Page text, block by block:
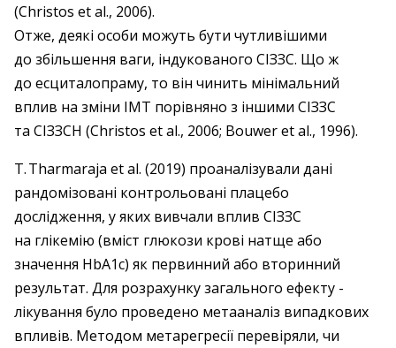
(Christos et al., 2006).
Отже, деякі особи можуть бути чутливішими
до збільшення ваги, індукованого СІЗЗС. Що ж
до есциталопраму, то він чинить мінімальний
вплив на зміни ІМТ порівняно з іншими СІЗЗС
та СІЗЗСН (Christos et al., 2006; Bouwer et al., 1996).
T. Tharmaraja et al. (2019) проаналізували дані
рандомізовані контрольовані плацебо
дослідження, у яких вивчали вплив СІЗЗС
на глікемію (вміст глюкози крові натще або
значення HbA1c) як первинний або вторинний
результат. Для розрахунку загального ефекту ­
лікування було проведено метааналіз випадкових
впливів. Методом метарегресії перевіряли, чи